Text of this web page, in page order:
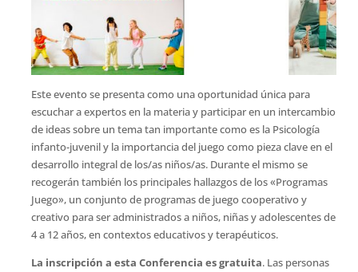
Este evento se presenta como una oportunidad única para
escuchar a expertos en la materia y participar en un intercambio
de ideas sobre un tema tan importante como es la Psicología
infanto-juvenil y la importancia del juego como pieza clave en el
desarrollo integral de los/as niños/as. Durante el mismo se
recogerán también los principales hallazgos de los «Programas
Juego», un conjunto de programas de juego cooperativo y
creativo para ser administrados a niños, niñas y adolescentes de
4 a 12 años, en contextos educativos y terapéuticos.
La inscripción a esta Conferencia es gratuita. Las personas